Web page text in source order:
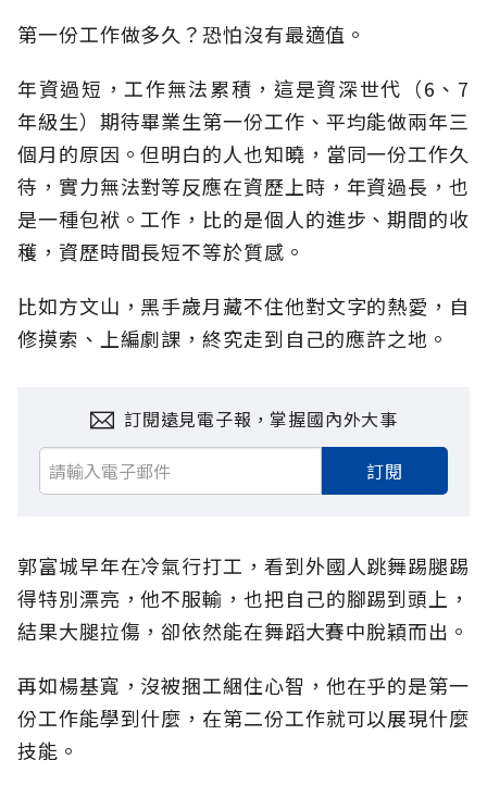
第一份工作做多久？恐怕沒有最適值。
年資過短，工作無法累積，這是資深世代（6、7
年級生）期待畢業生第一份工作、平均能做兩年三
個月的原因。但明白的人也知曉，當同一份工作久
待，實力無法對等反應在資歷上時，年資過長，也
是一種包袱。工作，比的是個人的進步、期間的收
穫，資歷時間長短不等於質感。
比如方文山，黑手歲月藏不住他對文字的熱愛，自
修摸索、上編劇課，終究走到自己的應許之地。
訂閱遠見電子報，掌握國內外大事
訂閱
郭富城早年在冷氣行打工，看到外國人跳舞踢腿踢
得特別漂亮，他不服輸，也把自己的腳踢到頭上，
結果大腿拉傷，卻依然能在舞蹈大賽中脫穎而出。
再如楊基寬，沒被捆工綑住心智，他在乎的是第一
份工作能學到什麼，在第二份工作就可以展現什麼
技能。